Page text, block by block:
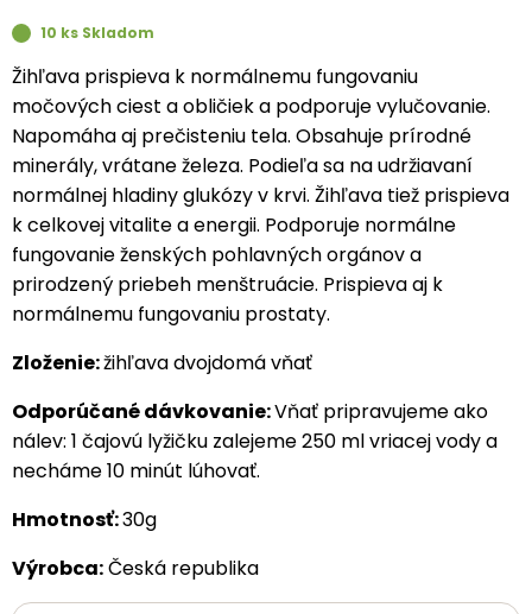
10 ks Skladom
Žihľava prispieva k normálnemu fungovaniu
močových ciest a obličiek a podporuje vylučovanie.
Napomáha aj prečisteniu tela. Obsahuje prírodné
minerály, vrátane železa. Podieľa sa na udržiavaní
normálnej hladiny glukózy v krvi. Žihľava tiež prispieva
k celkovej vitalite a energii. Podporuje normálne
fungovanie ženských pohlavných orgánov a
prirodzený priebeh menštruácie. Prispieva aj k
normálnemu fungovaniu prostaty.
Zloženie:žihľava dvojdomá vňať
Odporúčané dávkovanie:Vňať pripravujeme ako
nálev: 1 čajovú lyžičku zalejeme 250 ml vriacej vody a
necháme 10 minút lúhovať.
Hmotnosť:30g
Výrobca:Česká republika